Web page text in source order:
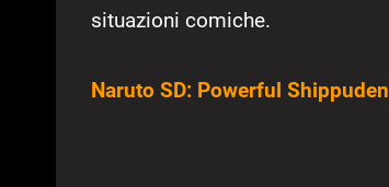
situazioni comiche.
Naruto SD: Powerful Shippuden